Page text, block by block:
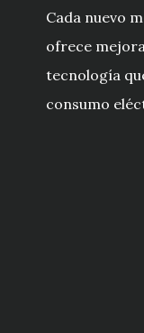
Cada nuevo
ofrece
tecnología
consumo